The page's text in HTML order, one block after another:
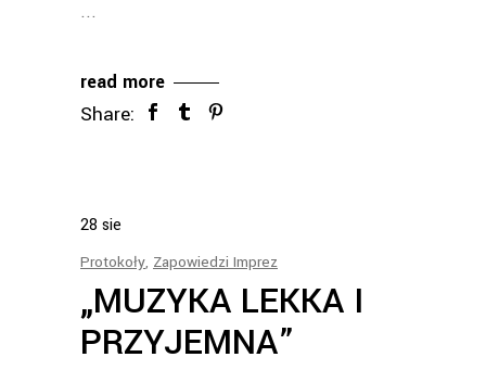
read more
Share:
28 sie
Protokoły, Zapowiedzi Imprez
„MUZYKA LEKKA I
PRZYJEMNA”